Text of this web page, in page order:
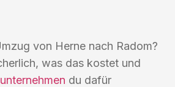
von Herne nach Radom?
was das kostet und
du dafür